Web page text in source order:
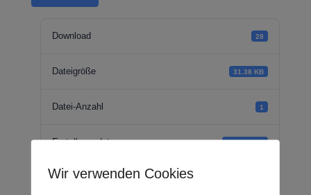
Download 28
Dateigröße 31.38 KB
Datei-Anzahl 1
Erstellungsdatum 17.09.2018
Zuletzt aktualisiert
Wir verwenden Cookies